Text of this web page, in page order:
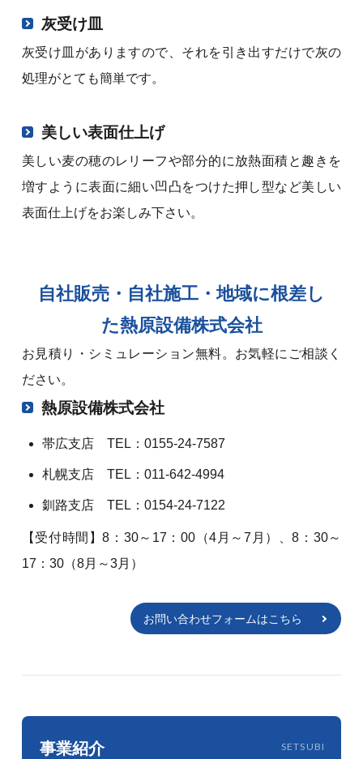
灰受け皿
灰受け皿がありますので、それを引き出すだけで灰の
処理がとても簡単です。
美しい表面仕上げ
美しい麦の穂のレリーフや部分的に放熱面積と趣きを
増すように表面に細い凹凸をつけた押し型など美しい
表面仕上げをお楽しみ下さい。
自社販売・自社施工・地域に根差し
た熱原設備株式会社
お見積り・シミュレーション無料。お気軽にご相談く
ださい。
熱原設備株式会社
帯広支店 TEL：0155-24-7587
札幌支店 TEL：011-642-4994
釧路支店 TEL：0154-24-7122
【受付時間】8：30～17：00（4月～7月）、8：30～
17：30（8月～3月）
お問い合わせフォームはこちら
事業紹介 SETSUBI